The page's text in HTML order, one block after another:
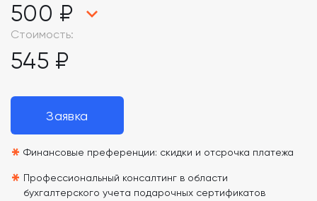
500 ₽
Стоимость:
545 ₽
Заявка
* Финансовые преференции: скидки и отсрочка платежа
* Профессиональный консалтинг в области
бухгалтерского учета подарочных сертификатов